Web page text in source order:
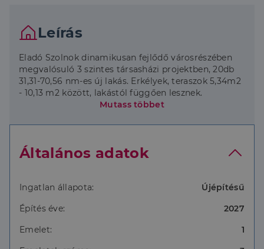
Leírás
Eladó Szolnok dinamikusan fejlődő városrészében
megvalósuló 3 szintes társasházi projektben, 20db
31,31-70,56 nm-es új lakás. Erkélyek, teraszok 5,34m2
- 10,13 m2 között, lakástól függően lesznek.
Minden lakáshoz tartozik a folyosón egy önálló 2,5
Zárt udvarban kialakításra kerül 20db sorszámozott
garázs is. Igény esetén elektromos autók töltésére
indított vásárlás esetén.
falazata (38 cm) tégla és 15 cm szigetelés, beton
teraszok Schöck hőhídmegszakítókkal
csatlakoznak. A homlokzati ablakok 86mm
Mutass többet
Általános adatok
Ingatlan állapota:
Újépítésű
Építés éve:
2027
Emelet:
1